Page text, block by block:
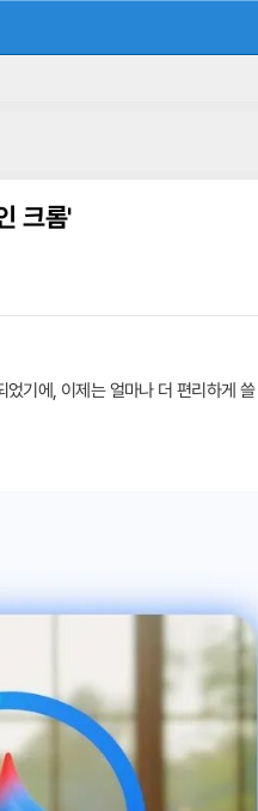
크롬'
기에, 이제는 얼마나 더 편리하게